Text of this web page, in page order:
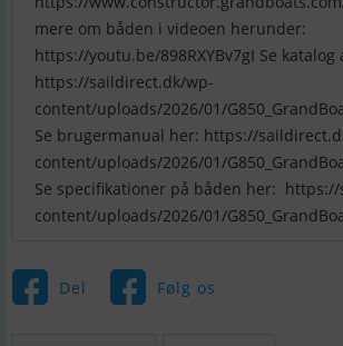
mere om båden i videoen herunder:
https://youtu.be/898RXYBv7gI Se
https://saildirect.dk/wp-
content/uploads/2026/01/
Se brugermanual her: https://
content/uploads/2026/01/
Se specifikationer på båden her:
content/uploads/2026/01/
Del Følg os